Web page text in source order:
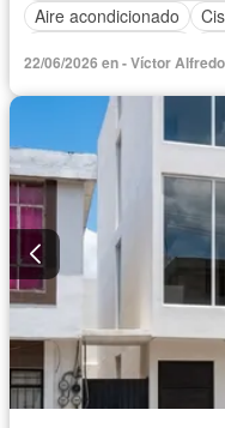
Aire acondicionado
Estacionamiento
22/06/2026 en - Víctor